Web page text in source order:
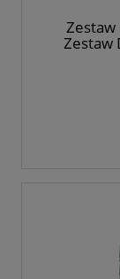
Zestaw
Zestaw